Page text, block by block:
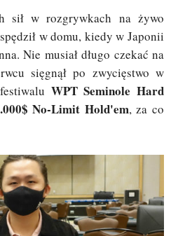
sił w rozgrywkach na żywo
w domu, kiedy w Japonii
Nie musiał długo czekać na
sięgnął po zwycięstwo w
WPT Seminole Hard
No-Limit Hold'em, za co